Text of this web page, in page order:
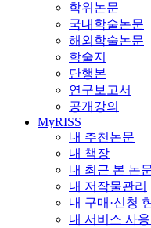
학위논문
국내학술논문
해외학술논문
학술지
단행본
연구보고서
공개강의
MyRISS
내 추천논문
내 책장
내 최근 본 논
내 저작물관리
내 구매·신청
내 서비스 사